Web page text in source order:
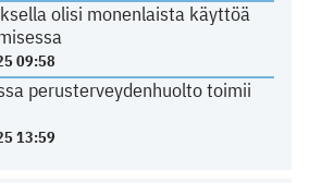
olisi monenlaista käyttöä
09:58
perusterveydenhuolto toimii
13:59